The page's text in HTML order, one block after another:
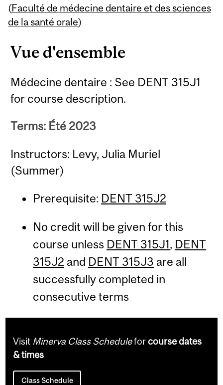
(Faculté de médecine dentaire et des sciences
de la santé orale)
Vue d'ensemble
Médecine dentaire : See DENT 315J1
for course description.
Terms: Été 2023
Instructors: Levy, Julia Muriel
(Summer)
Prerequisite: DENT 315J2
No credit will be given for this
course unless DENT 315J1, DENT
315J2 and DENT 315J3 are all
successfully completed in
consecutive terms
Content
Visit Minerva Class Scheduleforcourse dates
& times
Class Schedule